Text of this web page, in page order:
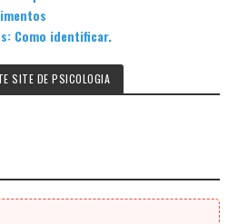
Como identificar.
SITE DE PSICOLOGIA